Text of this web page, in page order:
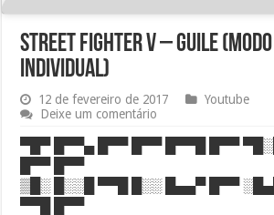
Street Fighter V – Guile
individual)
12 de fevereiro de 2017
Youtube
Deixe um comentário
▀█▀ █▀▀▄ █▀▀ █▀▀ █▀▀█ █▀▀
█▀▀ █▀▀
▒█░ █░░█ ▀▀█ █░░ █▄▄▀ █▀▀
▀▀█ █▀▀